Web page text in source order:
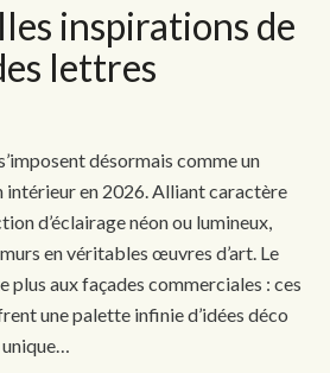
inspirations de
lettres
désormais comme un
intérieur en 2026. Alliant caractère
d’éclairage néon ou lumineux,
en véritables œuvres d’art. Le
plus aux façades commerciales : ces
une palette infinie d’idées déco